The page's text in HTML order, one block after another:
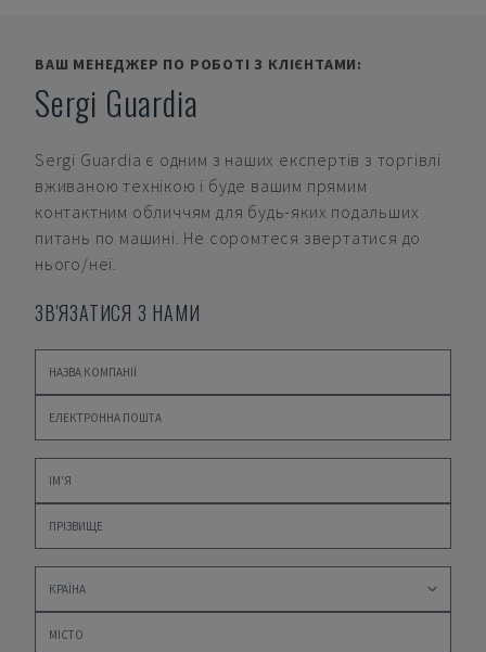
ВАШ МЕНЕДЖЕР ПО РОБОТІ З КЛІЄНТАМИ:
Sergi Guardia
Sergi Guardia є одним з наших експертів з торгівлі
вживаною технікою і буде вашим прямим
контактним обличчям для будь-яких подальших
питань по машині. Не соромтеся звертатися до
нього/неї.
ЗВ'ЯЗАТИСЯ З НАМИ